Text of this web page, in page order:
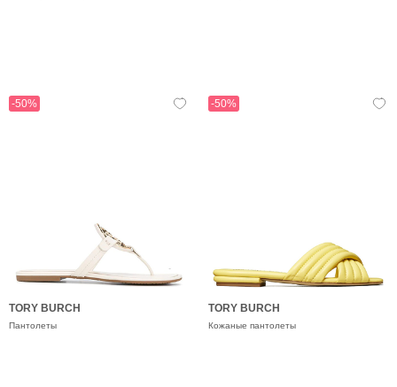
-50%
TORY BURCH
Пантолеты
-50%
TORY BURCH
Кожаные пантолеты